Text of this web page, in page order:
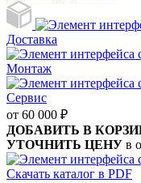
Доставка
Монтаж
Сервис
от 60 000 ₽
ДОБАВИТЬ В
УТОЧНИТЬ ЦЕНУ в
Скачать каталог в PDF